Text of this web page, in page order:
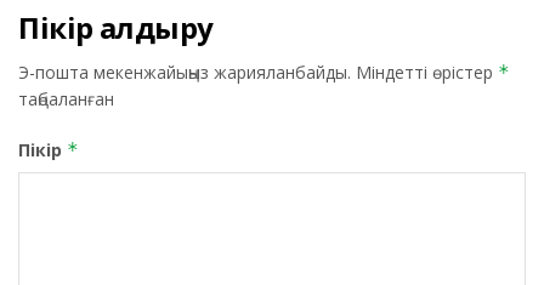
Пікір қалдыру
Э-пошта мекенжайыңыз жарияланбайды. Міндетті өрістер *
таңбаланған
Пікір *